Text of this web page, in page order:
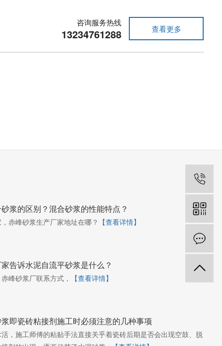
查看更多
咨询服务热线
13234761288
浆的区别？混合砂浆的性能特点？
赤峰砂浆生产厂家地址在哪？ 【查看详情】
告诉水泥自流平砂浆是什么？
峰砂浆厂联系方式， 【查看详情】
即瓷砖粘接剂施工时必须注意的几种事项
，施工师傅的粘贴手法直接关乎着瓷砖后期是否会出现空鼓、脱